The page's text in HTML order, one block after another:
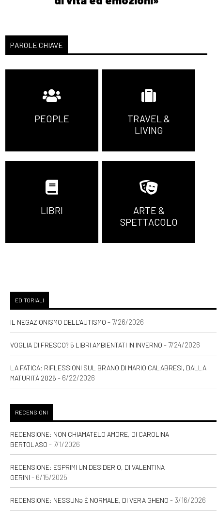
PAROLE CHIAVE
PEOPLE
TRAVEL &
LIVING
LIBRI
ARTE &
SPETTACOLO
EDITORIALI
IL NEGAZIONISMO DELL'AUTISMO - 7/26/2026
VOGLIA DI FRESCO? 5 LIBRI AMBIENTATI IN INVERNO - 7/24/2026
LA FATICA: RIFLESSIONI SUL BRANO DI MARIO CALABRESI, DALLA
MATURITÀ 2026 - 6/22/2026
RECENSIONI
RECENSIONE: NON CHIAMATELO AMORE, DI CAROLINA
BERTOLASO - 7/1/2026
RECENSIONE: ESPRIMI UN DESIDERIO, DI VALENTINA
GERINI - 6/15/2025
RECENSIONE: NESSUNƏ È NORMALE, DI VERA GHENO - 3/16/2026